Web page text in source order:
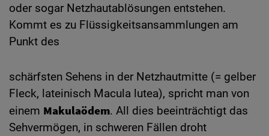
oder sogar Netzhautablösungen entstehen.
Kommt es zu Flüssigkeitsansammlungen am
Punkt des
schärfsten Sehens in der Netzhautmitte (= gelber
Fleck, lateinisch Macula lutea), spricht man von
einem Makulaödem. All dies beeinträchtigt das
Sehvermögen, in schweren Fällen droht